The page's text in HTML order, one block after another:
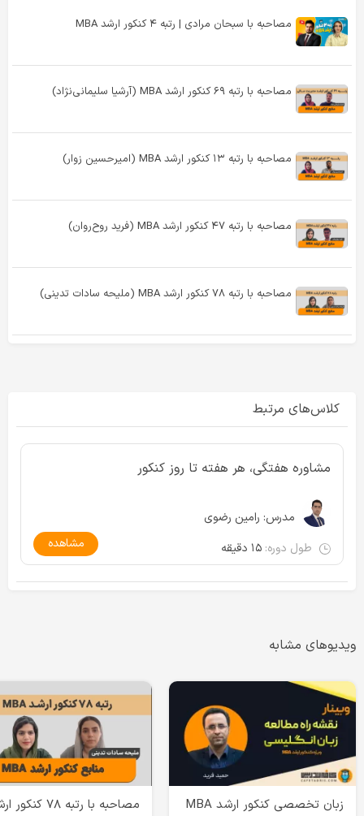
مصاحبه با سبحان مرادی | رتبه ۴ کنکور ارشد MBA
مصاحبه با رتبه ۶۹ کنکور ارشد MBA (آرشیا سلیمانی‌نژاد)
مصاحبه با رتبه ۱۳ کنکور ارشد MBA (امیرحسین زوار)
مصاحبه با رتبه ۴۷ کنکور ارشد MBA (فرید روح‌روان)
مصاحبه با رتبه ۷۸ کنکور ارشد MBA (ملیحه سادات تدینی)
کلاس‌های مرتبط
مشاوره هفتگی، هر هفته تا روز کنکور
مدرس: رامین رضوی
طول دوره: ۱۵ دقیقه مشاهده
ویدیوهای مشابه
زبان تخصصی کنکور ارشد MBA
مصاحبه با رتبه ۷۸